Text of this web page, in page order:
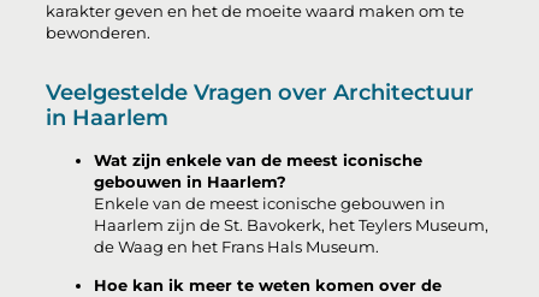
karakter geven en het de moeite waard maken om te
bewonderen.
Veelgestelde Vragen over Architectuur
in Haarlem
Wat zijn enkele van de meest iconische
gebouwen in Haarlem?
Enkele van de meest iconische gebouwen in
Haarlem zijn de St. Bavokerk, het Teylers Museum,
de Waag en het Frans Hals Museum.
Hoe kan ik meer te weten komen over de